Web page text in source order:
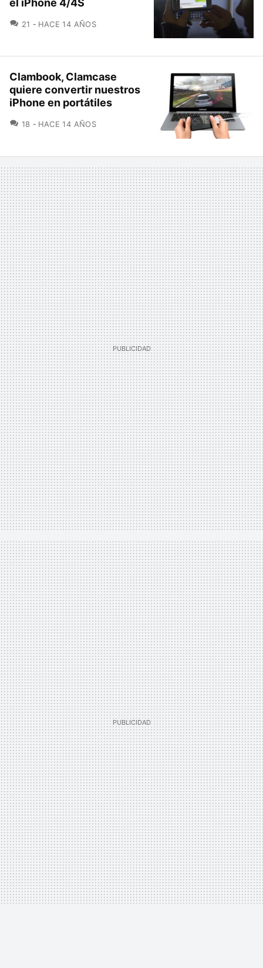
el iPhone 4/4S
21 COMENTARIOS
HACE 14 AÑOS
Clambook, Clamcase
quiere convertir nuestros
iPhone en portátiles
18 COMENTARIOS
HACE 14 AÑOS